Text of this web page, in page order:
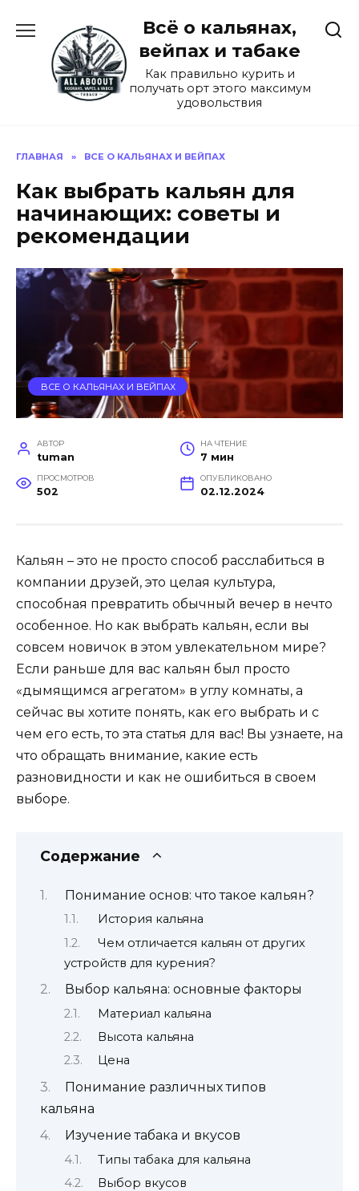
содержанию
Всё о кальянах,
вейпах и табаке
Как правильно курить и
получать орт этого максимум
удовольствия
ГЛАВНАЯ » ВСЕ О КАЛЬЯНАХ И ВЕЙПАХ
Как выбрать кальян для
начинающих: советы и
рекомендации
ВСЕ О КАЛЬЯНАХ И ВЕЙПАХ
АВТОР
tuman
НА ЧТЕНИЕ
7 мин
ПРОСМОТРОВ
502
ОПУБЛИКОВАНО
02.12.2024
Кальян – это не просто способ расслабиться в
компании друзей, это целая культура,
способная превратить обычный вечер в нечто
особенное. Но как выбрать кальян, если вы
совсем новичок в этом увлекательном мире?
Если раньше для вас кальян был просто
«дымящимся агрегатом» в углу комнаты, а
сейчас вы хотите понять, как его выбрать и с
чем его есть, то эта статья для вас! Вы узнаете, на
что обращать внимание, какие есть
разновидности и как не ошибиться в своем
выборе.
Содержание
Понимание основ: что такое кальян?
История кальяна
Чем отличается кальян от других
устройств для курения?
Выбор кальяна: основные факторы
Материал кальяна
Высота кальяна
Цена
Понимание различных типов
кальяна
Изучение табака и вкусов
Типы табака для кальяна
Выбор вкусов